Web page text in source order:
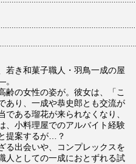
若き和菓子職人・羽鳥一成の屋
齢の女性の姿が。彼女は、「こ
あり、一成や恭史郎とも交流が
ある瑠花が来られなくなり、
、小料理屋でのアルバイト経験
提案するが…？
る出会いや、コンプレックスを
人としての一成におとずれる試